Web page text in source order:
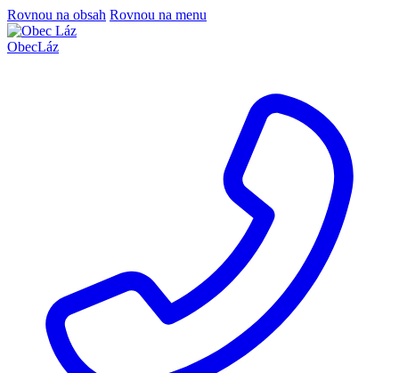
Rovnou na obsah Rovnou na menu
ObecLáz